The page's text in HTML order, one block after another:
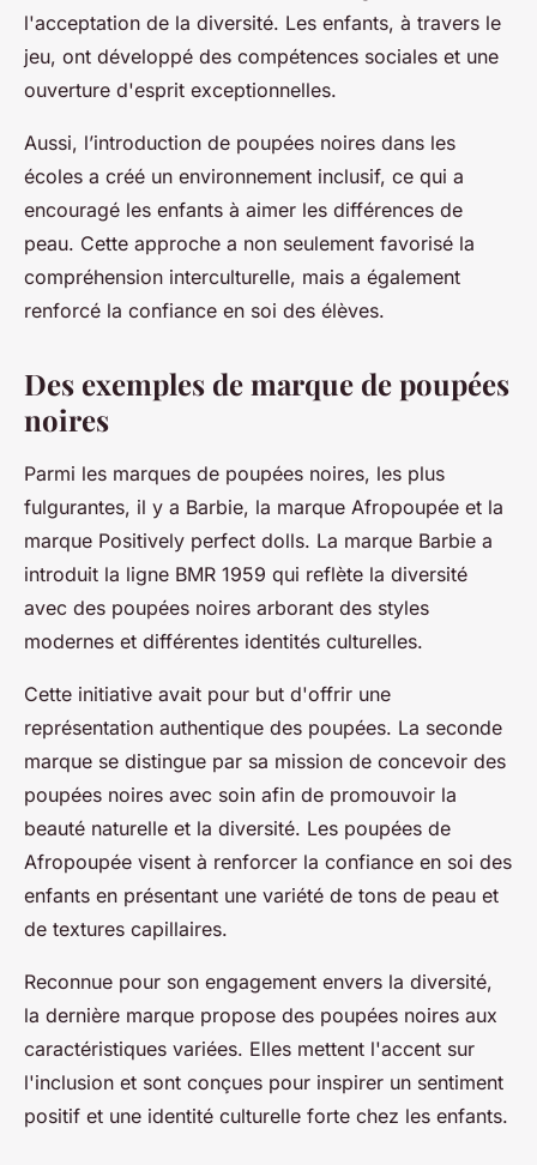
l'acceptation de la diversité. Les enfants, à travers le
jeu, ont développé des compétences sociales et une
ouverture d'esprit exceptionnelles.
Aussi, l’introduction de poupées noires dans les
écoles a créé un environnement inclusif, ce qui a
encouragé les enfants à aimer les différences de
peau. Cette approche a non seulement favorisé la
compréhension interculturelle, mais a également
renforcé la confiance en soi des élèves.
Des exemples de marque de poupées
noires
Parmi les marques de poupées noires, les plus
fulgurantes, il y a Barbie, la marque Afropoupée et la
marque Positively perfect dolls. La marque Barbie a
introduit la ligne BMR 1959 qui reflète la diversité
avec des poupées noires arborant des styles
modernes et différentes identités culturelles.
Cette initiative avait pour but d'offrir une
représentation authentique des poupées. La seconde
marque se distingue par sa mission de concevoir des
poupées noires avec soin afin de promouvoir la
beauté naturelle et la diversité. Les poupées de
Afropoupée visent à renforcer la confiance en soi des
enfants en présentant une variété de tons de peau et
de textures capillaires.
Reconnue pour son engagement envers la diversité,
la dernière marque propose des poupées noires aux
caractéristiques variées. Elles mettent l'accent sur
l'inclusion et sont conçues pour inspirer un sentiment
positif et une identité culturelle forte chez les enfants.